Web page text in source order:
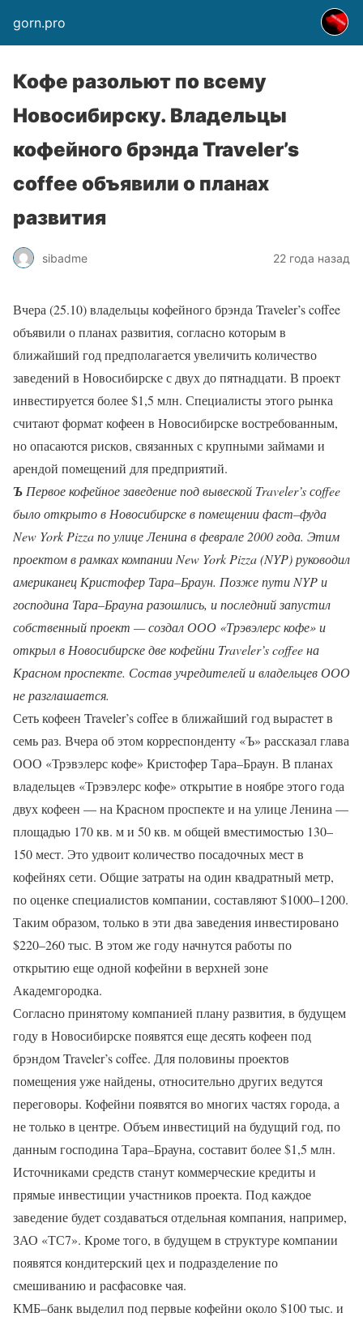
gorn.pro
Кофе разольют по всему
Новосибирску. Владельцы
кофейного брэнда Traveler’s
coffee объявили о планах
развития
sibadme 22 года назад
Вчера (25.10) владельцы кофейного брэнда Traveler’s coffee
объявили о планах развития, согласно которым в
ближайший год предполагается увеличить количество
заведений в Новосибирске с двух до пятнадцати. В проект
инвестируется более $1,5 млн. Специалисты этого рынка
считают формат кофеен в Новосибирске востребованным,
но опасаются рисков, связанных с крупными займами и
арендой помещений для предприятий.
Ъ Первое кофейное заведение под вывеской Traveler’s соffee
было открыто в Новосибирске в помещении фаст–фуда
New York Pizza по улице Ленина в феврале 2000 года. Этим
проектом в рамках компании New York Pizza (NYP) руководил
американец Кристофер Тара–Браун. Позже пути NYP и
господина Тара–Брауна разошлись, и последний запустил
собственный проект — создал ООО «Трэвэлерс кофе» и
открыл в Новосибирске две кофейни Traveler’s coffee на
Красном проспекте. Состав учредителей и владельцев ООО
не разглашается.
Сеть кофеен Traveler’s cоffee в ближайший год вырастет в
семь раз. Вчера об этом корреспонденту «Ъ» рассказал глава
ООО «Трэвэлерс кофе» Кристофер Тара–Браун. В планах
владельцев «Трэвэлерс кофе» открытие в ноябре этого года
двух кофеен — на Красном проспекте и на улице Ленина —
площадью 170 кв. м и 50 кв. м общей вместимостью 130–
150 мест. Это удвоит количество посадочных мест в
кофейнях сети. Общие затраты на один квадратный метр,
по оценке специалистов компании, составляют $1000–1200.
Таким образом, только в эти два заведения инвестировано
$220–260 тыс. В этом же году начнутся работы по
открытию еще одной кофейни в верхней зоне
Академгородка.
Согласно принятому компанией плану развития, в будущем
году в Новосибирске появятся еще десять кофеен под
брэндом Traveler’s coffee. Для половины проектов
помещения уже найдены, относительно других ведутся
переговоры. Кофейни появятся во многих частях города, а
не только в центре. Объем инвестиций на будущий год, по
данным господина Тара–Брауна, составит более $1,5 млн.
Источниками средств станут коммерческие кредиты и
прямые инвестиции участников проекта. Под каждое
заведение будет создаваться отдельная компания, например,
ЗАО «ТС7». Кроме того, в будущем в структуре компании
появятся кондитерский цех и подразделение по
смешиванию и расфасовке чая.
КМБ–банк выделил под первые кофейни около $100 тыс. и